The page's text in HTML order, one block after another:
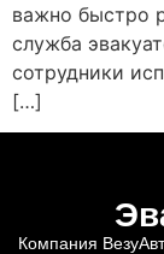
важно быстро
служба
сотрудники
[…]
Компания